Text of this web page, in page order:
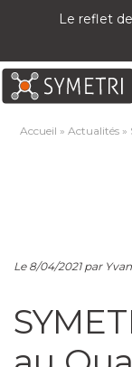
Le reflet
Accueil »Actualités »
Le 8/04/2021 par Yvan